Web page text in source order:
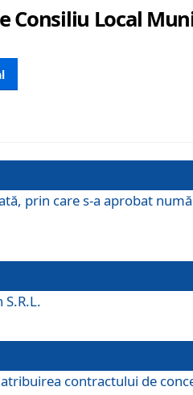
Consiliu Local
prin care s-a aprobat
contractului de